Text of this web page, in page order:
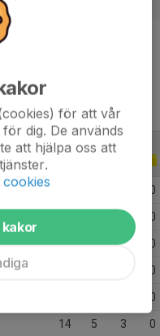
0
0
12 0 0 0
0
0
14 5 3 0
för att vår
dig. De används
att hjälpa oss att
kakor